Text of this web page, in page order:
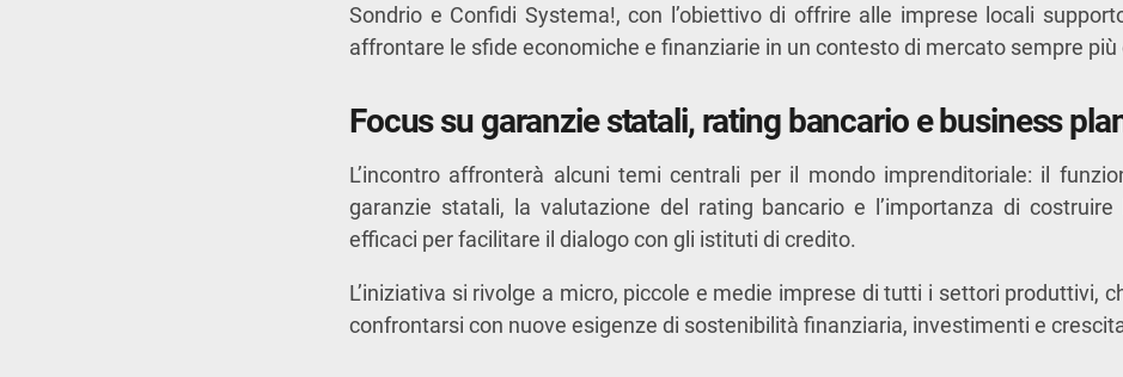
Sondrio e Confidi Systema!, con l’obiettivo di offrire alle imprese locali
affrontare le sfide economiche e finanziarie in un contesto di mercato sempre
Focus su garanzie statali, rating bancario e business
L’incontro affronterà alcuni temi centrali per il mondo imprenditoriale: il
garanzie statali, la valutazione del rating bancario e l’importanza di costruire
efficaci per facilitare il dialogo con gli istituti di credito.
L’iniziativa si rivolge a micro, piccole e medie imprese di tutti i settori produttivi,
confrontarsi con nuove esigenze di sostenibilità finanziaria, investimenti e